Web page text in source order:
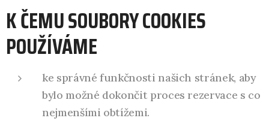
K ČEMU SOUBORY COOKIES
POUŽÍVÁME
ke správné funkčnosti našich stránek, aby
bylo možné dokončit proces rezervace s co
nejmenšími obtížemi.